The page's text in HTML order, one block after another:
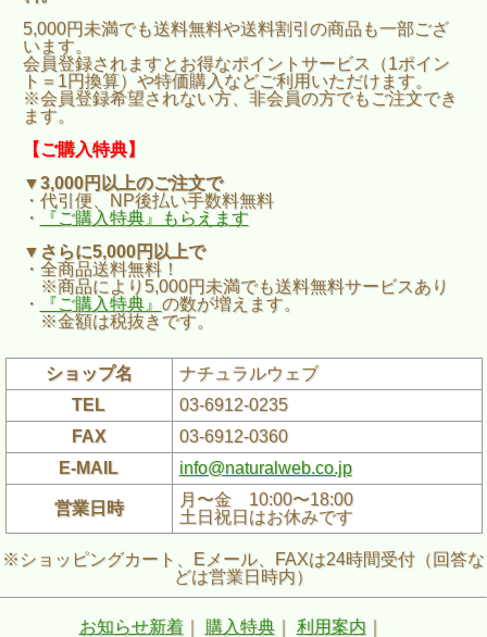
5,000円未満でも送料無料や送料割引の商品も一部ござ
います。
会員登録されますとお得なポイントサービス（1ポイン
ト＝1円換算）や特価購入などご利用いただけます。
※会員登録希望されない方、非会員の方でもご注文でき
ます。
【ご購入特典】
▼3,000円以上のご注文で
・代引便、NP後払い手数料無料
・
『ご購入特典』もらえます
▼さらに5,000円以上で
・全商品送料無料！
※商品により5,000円未満でも送料無料サービスあり
・
『ご購入特典』 の数が増えます。
※金額は税抜きです。
ショップ名
ナチュラルウェブ
TEL
03-6912-0235
FAX
03-6912-0360
E-MAIL
info@naturalweb.co.jp
営業日時
月〜金 10:00〜18:00
土日祝日はお休みです
※ショッピングカート、Eメール、FAXは24時間受付（回答な
どは営業日時内）
お知らせ新着｜ 購入特典｜ 利用案内